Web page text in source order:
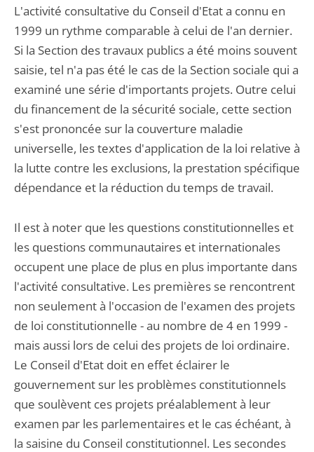
L'activité consultative du Conseil d'Etat a connu en
1999 un rythme comparable à celui de l'an dernier.
Si la Section des travaux publics a été moins souvent
saisie, tel n'a pas été le cas de la Section sociale qui a
examiné une série d'importants projets. Outre celui
du financement de la sécurité sociale, cette section
s'est prononcée sur la couverture maladie
universelle, les textes d'application de la loi relative à
la lutte contre les exclusions, la prestation spécifique
dépendance et la réduction du temps de travail.
Il est à noter que les questions constitutionnelles et
les questions communautaires et internationales
occupent une place de plus en plus importante dans
l'activité consultative. Les premières se rencontrent
non seulement à l'occasion de l'examen des projets
de loi constitutionnelle - au nombre de 4 en 1999 -
mais aussi lors de celui des projets de loi ordinaire.
Le Conseil d'Etat doit en effet éclairer le
gouvernement sur les problèmes constitutionnels
que soulèvent ces projets préalablement à leur
examen par les parlementaires et le cas échéant, à
la saisine du Conseil constitutionnel. Les secondes